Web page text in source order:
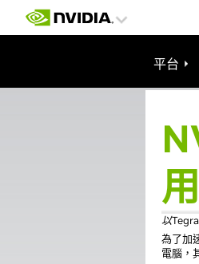
平台
以
為了加
電腦，